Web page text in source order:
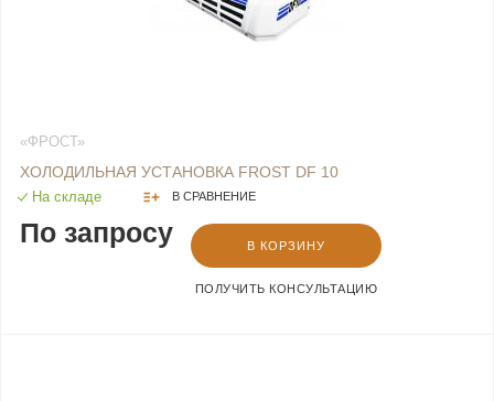
«ФРОСТ»
ХОЛОДИЛЬНАЯ УСТАНОВКА FROST DF 10
На складе В СРАВНЕНИЕ
По запросу В КОРЗИНУ
ПОЛУЧИТЬ КОНСУЛЬТАЦИЮ